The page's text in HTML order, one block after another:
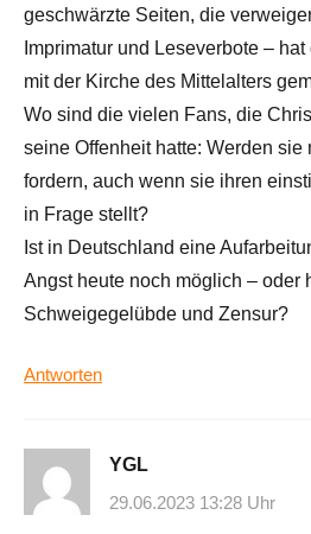
geschwärzte Seiten, die
Imprimatur und Leseverbote –
mit der Kirche des Mittelalters
Wo sind die vielen Fans, die
seine Offenheit hatte: Werden
fordern, auch wenn sie ihren
in Frage stellt?
Ist in Deutschland eine
Angst heute noch möglich – oder
Schweigegelübde und Zensur?
Antworten
YGL
29.06.2023 13:28 Uhr